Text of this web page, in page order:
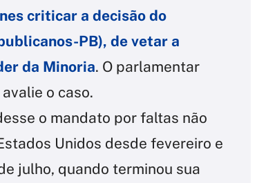
criticar a decisão do
PB), de vetar a
da Minoria. O parlamentar
o caso.
o mandato por faltas não
Unidos desde fevereiro e
julho, quando terminou sua